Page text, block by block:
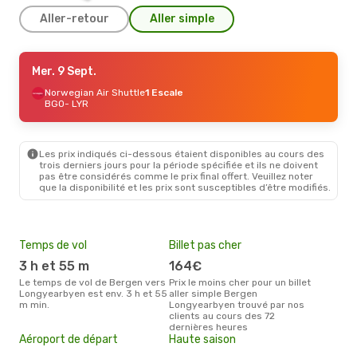
Aller-retour Aller simple
Ven. 4 Sept.
Norwegian Air Shuttle1 Escale
BGO- LYR
LYR- BGO
Ven. 18 Sept. - Ven. 25 Sept.
Norwegian Air Shuttle1 Escale
- LYR
Mer. 9 Sept.
Norwegian Air Shuttle1 Escale
BGO- LYR
Les prix indiqués ci-dessous étaient disponibles au cours des
trois derniers jours pour la période spécifiée et ils ne doivent
pas être considérés comme le prix final offert. Veuillez noter
que la disponibilité et les prix sont susceptibles d’être modifiés.
Temps de vol
3 h et 55 m
Le temps de vol de Bergen vers
Longyearbyen est env. 3 h et 55
m min.
Billet pas cher
164€
Prix le moins cher pour un billet
aller simple Bergen
Longyearbyen trouvé par nos
clients au cours des 72
dernières heures
Aéroport de départ Haute saison